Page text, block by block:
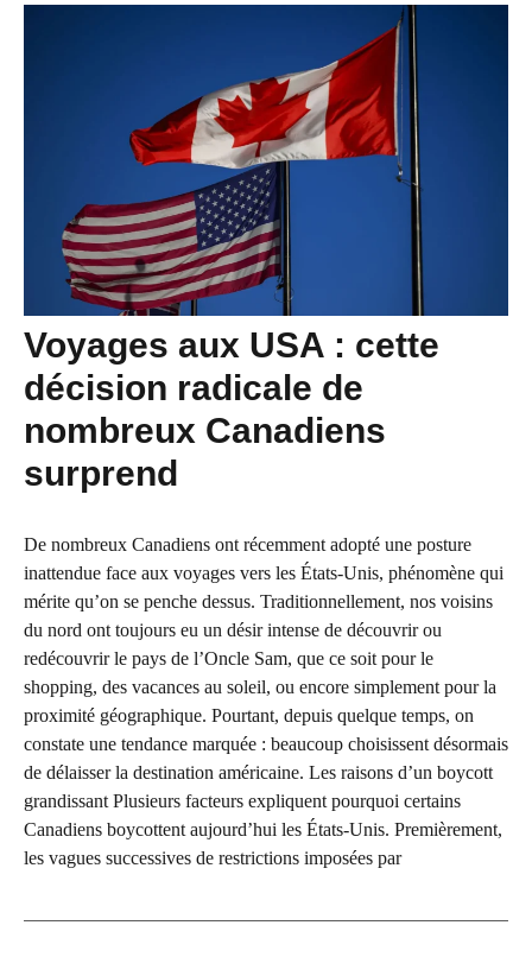
Voyages aux USA : cette
décision radicale de
nombreux Canadiens
surprend
De nombreux Canadiens ont récemment adopté une posture
inattendue face aux voyages vers les États-Unis, phénomène qui
mérite qu’on se penche dessus. Traditionnellement, nos voisins
du nord ont toujours eu un désir intense de découvrir ou
redécouvrir le pays de l’Oncle Sam, que ce soit pour le
shopping, des vacances au soleil, ou encore simplement pour la
proximité géographique. Pourtant, depuis quelque temps, on
constate une tendance marquée : beaucoup choisissent désormais
de délaisser la destination américaine. Les raisons d’un boycott
grandissant Plusieurs facteurs expliquent pourquoi certains
Canadiens boycottent aujourd’hui les États-Unis. Premièrement,
les vagues successives de restrictions imposées par